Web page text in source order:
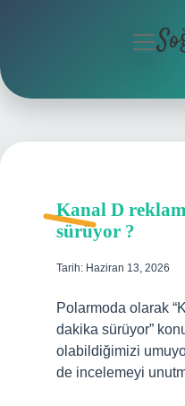
Hakkımızda
Kanal D
sürüyor ?
Tarih: Haziran 13, 2026
Polarmoda olarak
dakika sürüyor”
olabildiğimizi
de incelemeyi